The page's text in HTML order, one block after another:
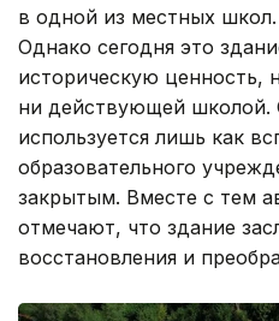
в одной из местных школ.
Однако сегодня это
историческую ценность,
ни действующей школой.
используется лишь как
образовательного
закрытым. Вместе с тем
отмечают, что здание
восстановления и